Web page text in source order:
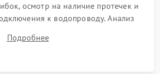
осмотр на наличие протечек и
к водопроводу. Анализ
слива, нагрева, вращения
срабатывание системы защиты
Подробнее